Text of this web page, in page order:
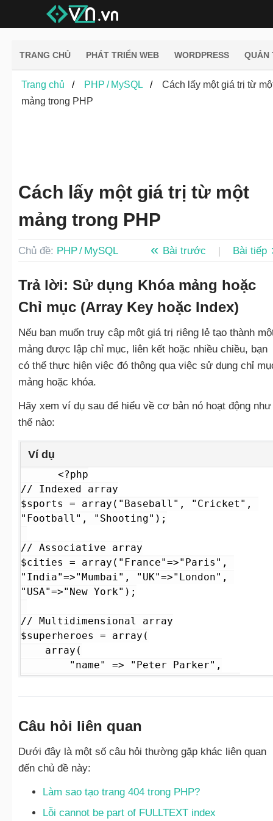
TRANG CHỦ PHÁT TRIỂN WEB WORDPRESS QUẢN
Trang chủ PHP / MySQL
Cách lấy một giá trị từ
mảng trong PHP
Cách lấy một giá trị từ một
mảng trong PHP
Chủ đề: PHP / MySQL Bài trước | Bài tiếp
Trả lời: Sử dụng Khóa mảng hoặc
Chỉ mục (Array Key hoặc Index)
Nếu bạn muốn truy cập một giá trị riêng lẻ tạo thành
mảng được lập chỉ mục, liên kết hoặc nhiều chiều, bạn
có thể thực hiện việc đó thông qua việc sử dụng chỉ
mảng hoặc khóa.
Hãy xem ví dụ sau để hiểu về cơ bản nó hoạt động như
thế nào:
Ví dụ
<?php
// Indexed array
$sports = array("Baseball", "Cricket",
"Football", "Shooting");
// Associative array
$cities = array("France"=>"Paris",
"India"=>"Mumbai", "UK"=>"London",
"USA"=>"New York");
// Multidimensional array
$superheroes = array(
        "character" => "Spider-Man",
    ),
        "name" => "Tony Stark",
    ),
    array(
        "character" => "Super-Man",
    )
Câu hỏi liên quan
Dưới đây là một số câu hỏi thường gặp khác liên quan
đến chủ đề này:
Làm sao tạo trang 404 trong PHP?
Lỗi cannot be part of FULLTEXT index